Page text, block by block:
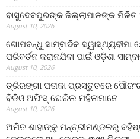
ବାସୁଦେବପୁରଙ୍କ ଜିଲ୍ଲାପାଳଙ୍କ
August 10, 2026
ଗୋପବନ୍ଧୁ ସାମ୍ବାଦିକ
ପରିବର୍ତନ କରାନଯିବା ପାଇଁ ଓଡ଼ିଶା
August 10, 2026
ତ୍ରିରଙ୍ଗା ପତାକା ପ୍ରସ୍ତୁତରେ
ବିଡିଓ ଅଫିସ୍ ଘେରିଲ ମହିଳାମାନେ
August 10, 2026
ଅମିତ ଶାହାଙ୍କୁ ମନ୍ତ୍ରୀମଣ୍ଡଳରୁ